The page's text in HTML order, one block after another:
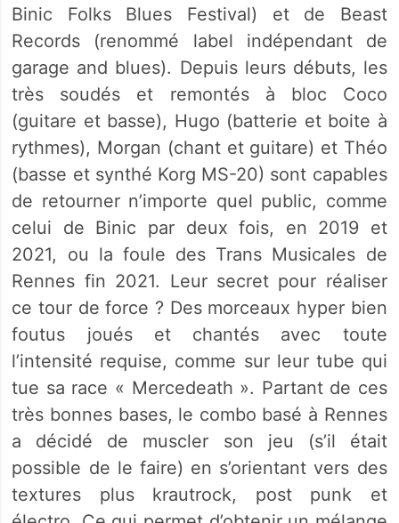
Binic Folks Blues Festival) et de Beast
Records (renommé label indépendant de
garage and blues). Depuis leurs débuts, les
très soudés et remontés à bloc Coco
(guitare et basse), Hugo (batterie et boite à
rythmes), Morgan (chant et guitare) et Théo
(basse et synthé Korg MS-20) sont capables
de retourner n’importe quel public, comme
celui de Binic par deux fois, en 2019 et
2021, ou la foule des Trans Musicales de
Rennes fin 2021. Leur secret pour réaliser
ce tour de force ? Des morceaux hyper bien
foutus joués et chantés avec toute
l’intensité requise, comme sur leur tube qui
tue sa race « Mercedeath ». Partant de ces
très bonnes bases, le combo basé à Rennes
a décidé de muscler son jeu (s’il était
possible de le faire) en s’orientant vers des
textures plus krautrock, post punk et